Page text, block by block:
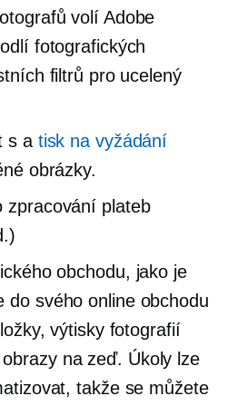
volí Adobe
fotografických
filtrů pro ucelený
s a tisk na vyžádání
obrázky.
zpracování plateb
obchodu, jako je
do svého online obchodu
výtisky fotografií
na zeď. Úkoly lze
takže se můžete